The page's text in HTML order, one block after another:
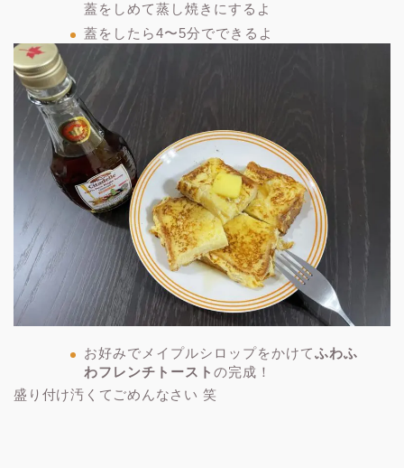
蓋をしめて蒸し焼きにするよ
蓋をしたら4〜5分でできるよ
お好みでメイプルシロップをかけてふわふ
わフレンチトーストの完成！
盛り付け汚くてごめんなさい 笑